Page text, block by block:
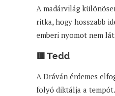
A madárvilág
ritka, hogy hosszabb
emberi nyomot nem
🟥 Tedd
A Dráván érdemes
folyó diktálja a tempót.